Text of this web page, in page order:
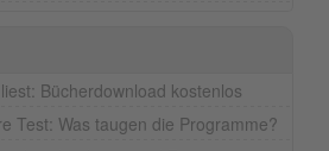
Bücherdownload kostenlos
Test: Was taugen die Programme?